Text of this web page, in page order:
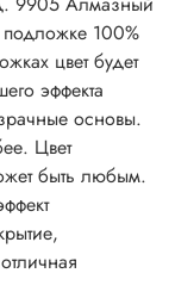
100%
цвет будет
эффекта
основы.
Цвет
быть любым.